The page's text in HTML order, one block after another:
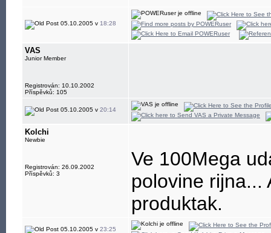
05.10.2005 v 18:28
VAS
Junior Member
Registrován: 10.10.2002
Příspěvků: 105
05.10.2005 v 20:14
Kolchi
Newbie
Registrován: 26.09.2002
Příspěvků: 3
Ve 100Mega
polovine rijna...
produktak.
05.10.2005 v 23:25